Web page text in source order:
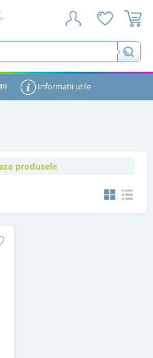
Informatii utile
produsele